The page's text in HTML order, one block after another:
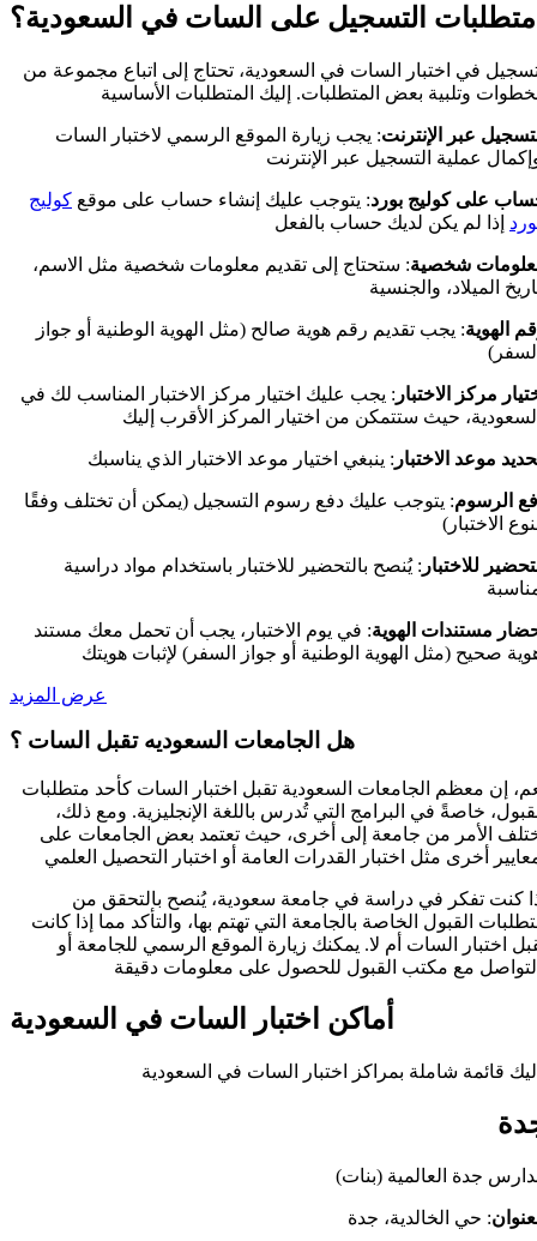
متطلبات التسجيل على السات في السعودية؟
في اختبار السات في السعودية، تحتاج إلى اتباع مجموعة من
وتلبية بعض المتطلبات. إليك المتطلبات الأساسية
عبر الإنترنت: يجب زيارة الموقع الرسمي لاختبار السات
علىكوليج بورد: يتوجب عليك إنشاء حساب على موقع كوليج
شخصية: ستحتاج إلى تقديم معلومات شخصية مثل الاسم،
الهوية: يجب تقديم رقم هوية صالح (مثل الهوية الوطنية أو جواز
مركز الاختبار : يجب عليك اختيار مركز الاختبار المناسب لك في
موعد الاختبار
الرسوم: يتوجب عليك دفع رسوم التسجيل (يمكن أن تختلف وفقًا
للاختبار : يُنصح بالتحضير للاختبار باستخدام مواد دراسية
مستندات الهوية: في يوم الاختبار، يجب أن تحمل معك مستند
عرض المزيد
هل الجامعات السعوديه تقبل السات ؟
إن معظم الجامعات السعودية تقبل اختبار السات كأحد متطلبات
خاصةً في البرامج التي تُدرس باللغة الإنجليزية. ومع ذلك،
الأمر من جامعة إلى أخرى، حيث تعتمد بعض الجامعات على
كنت تفكر في دراسة في جامعة سعودية، يُنصح بالتحقق من
القبول الخاصة بالجامعة التي تهتم بها، والتأكد مما إذا كانت
اختبار السات أم لا. يمكنك زيارة الموقع الرسمي للجامعة أو
أماكن اختبار السات في السعودية
جدة العالمية (بنات)
: حي الخالدية، جدة